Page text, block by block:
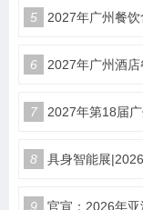
5 2027年广州餐
6 2027年广州酒
7 2027年第18届
8 具身智能展
9 官宣：2026年